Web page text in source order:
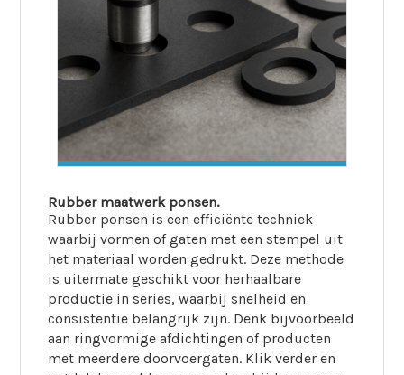
Rubber maatwerk ponsen.
Rubber ponsen is een efficiënte techniek
waarbij vormen of gaten met een stempel uit
het materiaal worden gedrukt. Deze methode
is uitermate geschikt voor herhaalbare
productie in series, waarbij snelheid en
consistentie belangrijk zijn. Denk bijvoorbeeld
aan ringvormige afdichtingen of producten
met meerdere doorvoergaten. Klik verder en